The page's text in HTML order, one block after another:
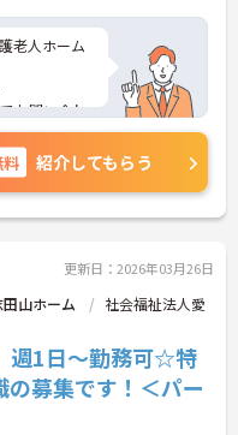
老人ホーム
お問い合わ
紹介してもらう
更新日：2026年03月26日
山ホーム
社会福祉法人愛
週1日～勤務可☆特
募集です！＜パー